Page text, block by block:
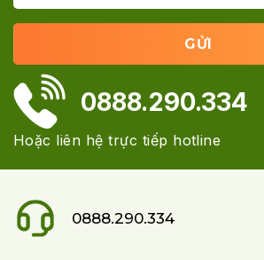
0888.290.334
Hoặc liên hệ trực tiếp hotline
0888.290.334